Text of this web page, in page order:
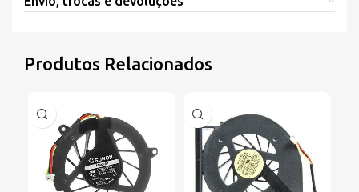
Produtos Relacionados